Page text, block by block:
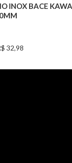
INOX BACE
32,98